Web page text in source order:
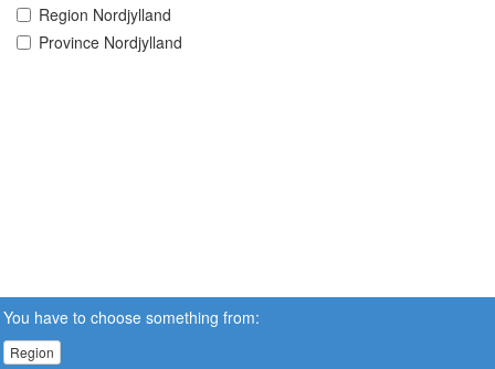
Region Nordjylland
Province Nordjylland
You have to choose something from:
Region